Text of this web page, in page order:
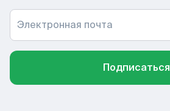
Электронная почта
Подписаться